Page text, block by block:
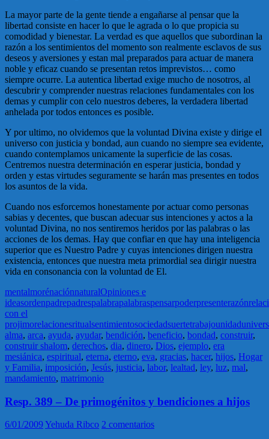
La mayor parte de la gente tiende a engañarse al pensar que la
libertad consiste en hacer lo que le agrada o lo que propicia su
comodidad y bienestar. La verdad es que aquellos que subordinan la
razón a los sentimientos del momento son realmente esclavos de sus
deseos y aversiones y estan mal preparados para actuar de manera
noble y eficaz cuando se presentan retos imprevistos… como
siempre ocurre. La autentica libertad exige mucho de nosotros, al
descubrir y comprender nuestras relaciones fundamentales con los
demas y cumplir con celo nuestros deberes, la verdadera libertad
anhelada por todos entonces es posible.
Y por ultimo, no olvidemos que la voluntad Divina existe y dirige el
universo con justicia y bondad, aun cuando no siempre sea evidente,
cuando contemplamos unicamente la superficie de las cosas.
Centremos nuestra determinación en esperar justicia, bondad y
orden y estas virtudes seguramente se harán mas presentes en todos
los asuntos de la vida.
Cuando nos esforcemos honestamente por actuar como personas
sabias y decentes, que buscan adecuar sus intenciones y actos a la
voluntad Divina, no nos sentiremos heridos por las palabras o las
acciones de los demas. Hay que confiar en que hay una inteligencia
superior que es Nuestro Padre y cuyas intenciones dirigen nuestra
existencia, entonces que nuestra meta primordial sea dirigir nuestra
vida en consonancia con la voluntad de El.
mentalmorénaciónnaturalOpiniones e
ideasordenpadrepadrespalabrapalabraspensarpoderpresenterazón
con el
projimorelacionesritualsentimientosociedadsuertetrabajounidad
alma, arca, ayuda, ayudar, bendición, beneficio, bondad, construir,
construir shalom, derechos, dia, dinero, Dios, ejemplo, era
mesiánica, espiritual, eterna, eterno, eva, gracias, hacer, hijos, Hogar
y Familia, imposición, Jesús, justicia, labor, lealtad, ley, luz, mal,
mandamiento, matrimonio
Resp. 389 – De primogénitos y bendiciones a hijos
6/01/2009Yehuda Ribco 2 comentarios